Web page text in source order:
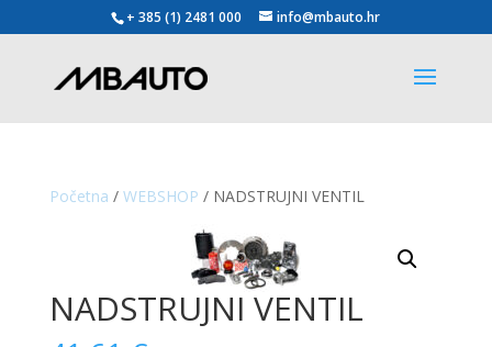
+ 385 (1) 2481 000 info@mbauto.hr
Početna / WEBSHOP / NADSTRUJNI VENTIL
NADSTRUJNI VENTIL